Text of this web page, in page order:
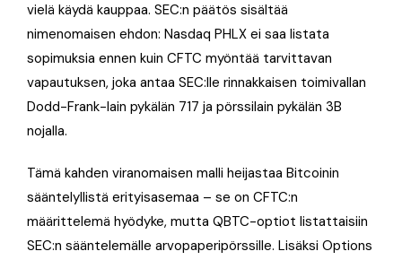
vielä käydä kauppaa. SEC:n päätös sisältää
nimenomaisen ehdon: Nasdaq PHLX ei saa listata
sopimuksia ennen kuin CFTC myöntää tarvittavan
vapautuksen, joka antaa SEC:lle rinnakkaisen toimivallan
Dodd-Frank-lain pykälän 717 ja pörssilain pykälän 3B
nojalla.
Tämä kahden viranomaisen malli heijastaa Bitcoinin
sääntelyllistä erityisasemaa – se on CFTC:n
määrittelemä hyödyke, mutta QBTC-optiot listattaisiin
SEC:n sääntelemälle arvopaperipörssille. Lisäksi Options